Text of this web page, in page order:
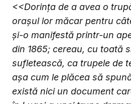
<<Dorinţa de a avea o
oraşul lor măcar pentru
şi-o manifestă printr-un
din 1865; cereau, cu toată
sufletească, ca trupele de
aşa cum le plăcea să
există nici un document